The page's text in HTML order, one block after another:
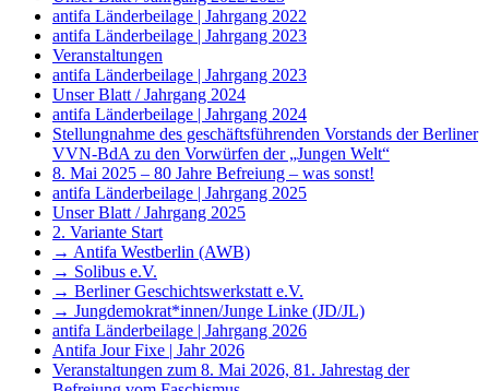
antifa Länderbeilage | Jahrgang 2022
antifa Länderbeilage | Jahrgang 2023
Veranstaltungen
antifa Länderbeilage | Jahrgang 2023
Unser Blatt / Jahrgang 2024
antifa Länderbeilage | Jahrgang 2024
Stellungnahme des geschäftsführenden Vorstands der Berliner
VVN-BdA zu den Vorwürfen der „Jungen Welt“
8. Mai 2025 – 80 Jahre Befreiung – was sonst!
antifa Länderbeilage | Jahrgang 2025
Unser Blatt / Jahrgang 2025
2. Variante Start
→ Antifa Westberlin (AWB)
→ Solibus e.V.
→ Berliner Geschichtswerkstatt e.V.
→ Jungdemokrat*innen/Junge Linke (JD/JL)
antifa Länderbeilage | Jahrgang 2026
Antifa Jour Fixe | Jahr 2026
Veranstaltungen zum 8. Mai 2026, 81. Jahrestag der